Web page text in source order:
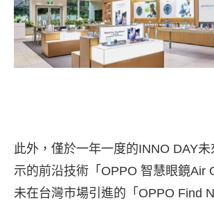
此外，僅於一年一度的INNO DAY
示的前沿技術「OPPO 智慧眼鏡Air
未在台灣市場引進的「OPPO Find